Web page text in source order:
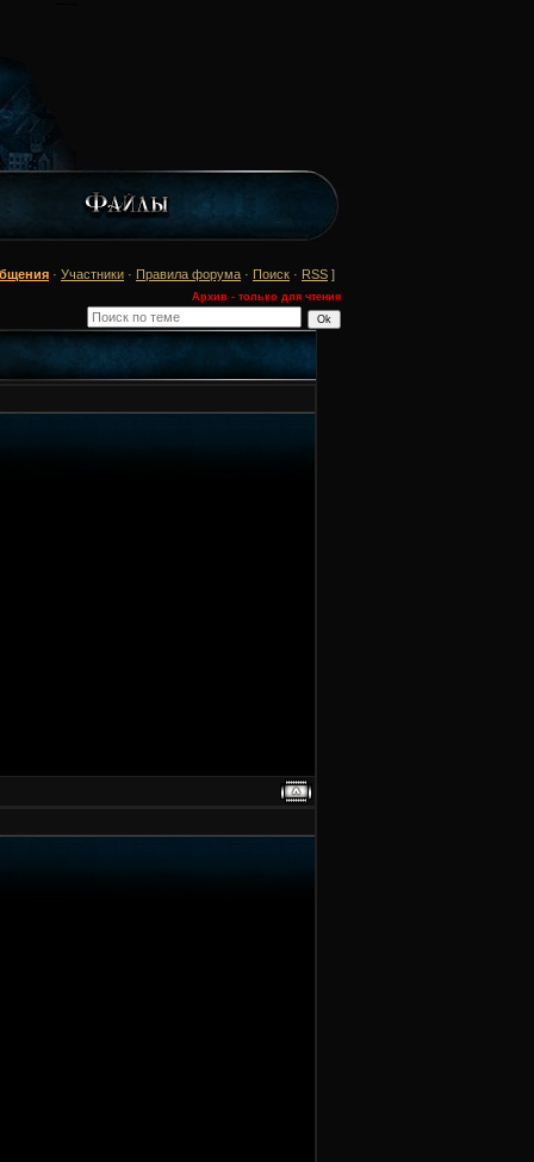
· Участники · Правила форума · Поиск · RSS ]
Архив - только для чтения